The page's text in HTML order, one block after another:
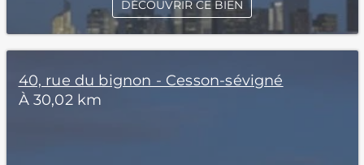
DÉCOUVRIR CE BIEN
40, rue du bignon - Cesson-sévigné
À 30,02 km